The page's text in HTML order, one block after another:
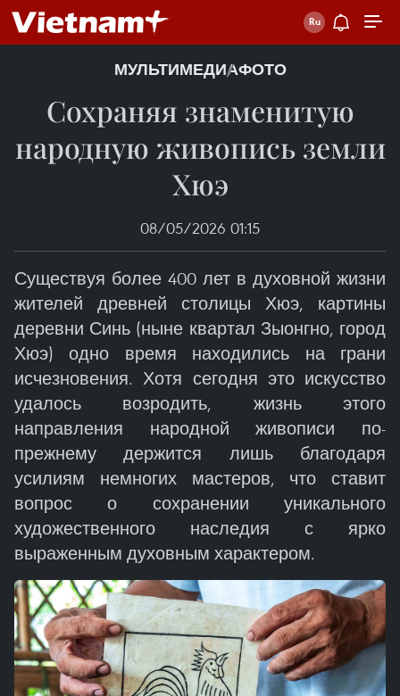
МУЛЬТИМЕДИАФОТО
Сохраняя знаменитую
народную живопись земли
Хюэ
08/05/2026 01:15
Существуя более 400 лет в духовной жизни
жителей древней столицы Хюэ, картины
деревни Синь (ныне квартал Зыонгно, город
Хюэ) одно время находились на грани
исчезновения. Хотя сегодня это искусство
удалось возродить, жизнь этого
направления народной живописи по-
прежнему держится лишь благодаря
усилиям немногих мастеров, что ставит
вопрос о сохранении уникального
художественного наследия с ярко
выраженным духовным характером.